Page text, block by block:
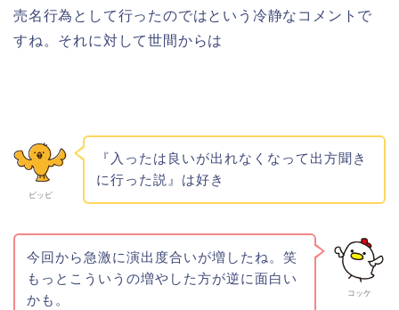
売名行為として行ったのではという冷静なコメントで
すね。それに対して世間からは
ピッピ
『入ったは良いが出れなくなって出方聞き
に行った説』は好き
コッケ
今回から急激に演出度合いが増したね。笑
もっとこういうの増やした方が逆に面白い
かも。